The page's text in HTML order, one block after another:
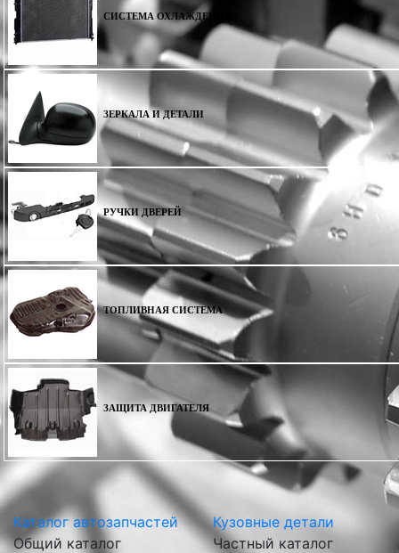
СИСТЕМА ОХЛАЖДЕНИЯ
ЗЕРКАЛА И ДЕТАЛИ
РУЧКИ ДВЕРЕЙ
ТОПЛИВНАЯ СИСТЕМА
ЗАЩИТА ДВИГАТЕЛЯ
Каталог автозапчастей
Общий каталог
Кузовные детали
Частный каталог